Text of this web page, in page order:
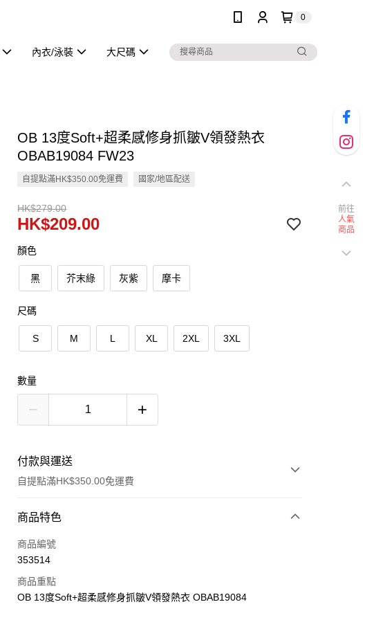
0
內衣/泳裝 大尺碼
OB 13度Soft+超柔感修身抓皺V領發熱衣
OBAB19084 FW23
自提點滿HK$350.00免運費 國家/地區配送
HK$279.00
HK$209.00
顏色
黑 芥末綠 灰紫 摩卡
尺碼
S M L XL 2XL 3XL
數量
付款與運送
自提點滿HK$350.00免運費
付款方式
信用卡
AlipayHK
商品特色
商品編號
353514
商品重點
OB 13度Soft+超柔感修身抓皺V領發熱衣 OBAB19084
前往
人氣
商品